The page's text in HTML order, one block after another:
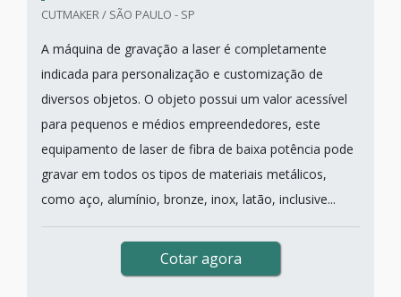
CUTMAKER / SÃO PAULO - SP
A máquina de gravação a laser é completamente
indicada para personalização e customização de
diversos objetos. O objeto possui um valor acessível
para pequenos e médios empreendedores, este
equipamento de laser de fibra de baixa potência pode
gravar em todos os tipos de materiais metálicos,
como aço, alumínio, bronze, inox, latão, inclusive...
Cotar agora